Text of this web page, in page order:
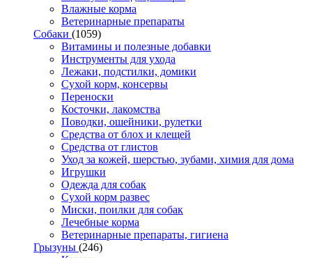
Влажные корма
Ветеринарные препараты
Собаки (1059)
Витамины и полезные добавки
Инструменты для ухода
Лежаки, подстилки, домики
Сухой корм, консервы
Переноски
Косточки, лакомства
Поводки, ошейники, рулетки
Средства от блох и клещей
Средства от глистов
Уход за кожей, шерстью, зубами, химия для дома
Игрушки
Одежда для собак
Сухой корм развес
Миски, поилки для собак
Лечебные корма
Ветеринарные препараты, гигиена
Грызуны (246)